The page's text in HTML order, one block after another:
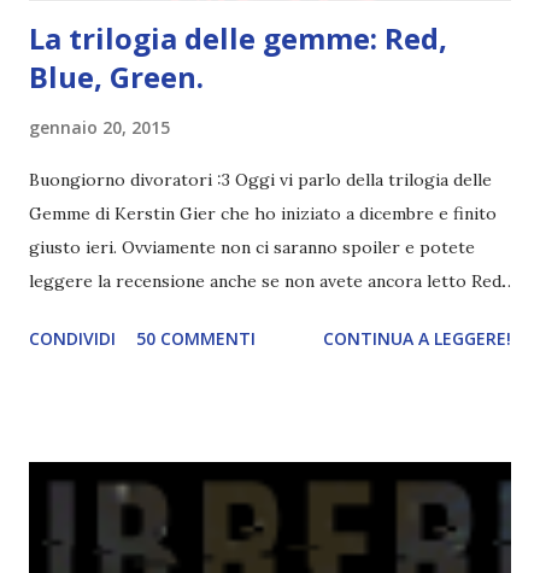
La trilogia delle gemme: Red,
Blue, Green.
gennaio 20, 2015
Buongiorno divoratori :3 Oggi vi parlo della trilogia delle
Gemme di Kerstin Gier che ho iniziato a dicembre e finito
giusto ieri. Ovviamente non ci saranno spoiler e potete
leggere la recensione anche se non avete ancora letto Red.
Green sono state delle letture molto piacevoli ma non
potete capire le mie aspettative! Innanzitutto, se la Gier o
probabilmente lo avrei apprezzato molto di più. Red è
CONDIVIDI 50 COMMENTI CONTINUA A LEGGERE!